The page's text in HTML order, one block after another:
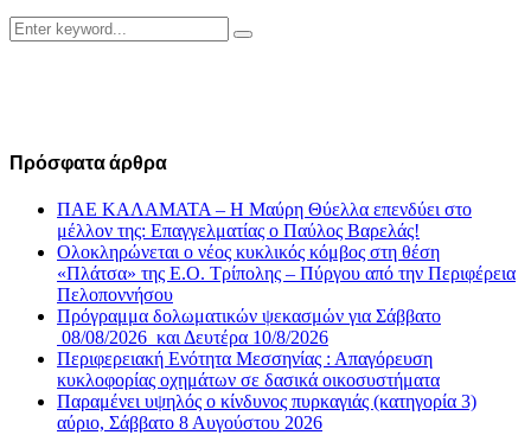
Search
for:
Search
Πρόσφατα άρθρα
ΠΑΕ ΚΑΛΑΜΑΤΑ – Η Μαύρη Θύελλα επενδύει στο
μέλλον της: Επαγγελματίας ο Παύλος Βαρελάς!
Ολοκληρώνεται ο νέος κυκλικός κόμβος στη θέση
«Πλάτσα» της Ε.Ο. Τρίπολης – Πύργου από την Περιφέρεια
Πελοποννήσου
Πρόγραμμα δολωματικών ψεκασμών για Σάββατο
08/08/2026 και Δευτέρα 10/8/2026
Περιφερειακή Ενότητα Μεσσηνίας : Απαγόρευση
κυκλοφορίας οχημάτων σε δασικά οικοσυστήματα
Παραμένει υψηλός ο κίνδυνος πυρκαγιάς (κατηγορία 3)
αύριο, Σάββατο 8 Αυγούστου 2026